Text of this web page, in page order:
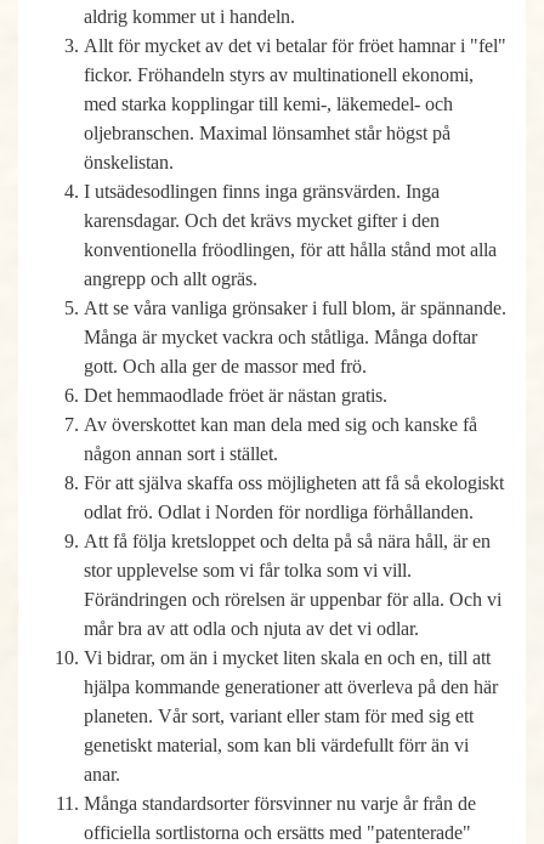
aldrig kommer ut i handeln.
Allt för mycket av det vi betalar för fröet hamnar i "fel"
fickor. Fröhandeln styrs av multinationell ekonomi,
med starka kopplingar till kemi-, läkemedel- och
oljebranschen. Maximal lönsamhet står högst på
önskelistan.
I utsädesodlingen finns inga gränsvärden. Inga
karensdagar. Och det krävs mycket gifter i den
konventionella fröodlingen, för att hålla stånd mot alla
angrepp och allt ogräs.
Att se våra vanliga grönsaker i full blom, är spännande.
Många är mycket vackra och ståtliga. Många doftar
gott. Och alla ger de massor med frö.
Det hemmaodlade fröet är nästan gratis.
Av överskottet kan man dela med sig och kanske få
någon annan sort i stället.
För att själva skaffa oss möjligheten att få så ekologiskt
odlat frö. Odlat i Norden för nordliga förhållanden.
Att få följa kretsloppet och delta på så nära håll, är en
stor upplevelse som vi får tolka som vi vill.
Förändringen och rörelsen är uppenbar för alla. Och vi
mår bra av att odla och njuta av det vi odlar.
Vi bidrar, om än i mycket liten skala en och en, till att
hjälpa kommande generationer att överleva på den här
planeten. Vår sort, variant eller stam för med sig ett
genetiskt material, som kan bli värdefullt förr än vi
anar.
Många standardsorter försvinner nu varje år från de
officiella sortlistorna och ersätts med "patenterade"